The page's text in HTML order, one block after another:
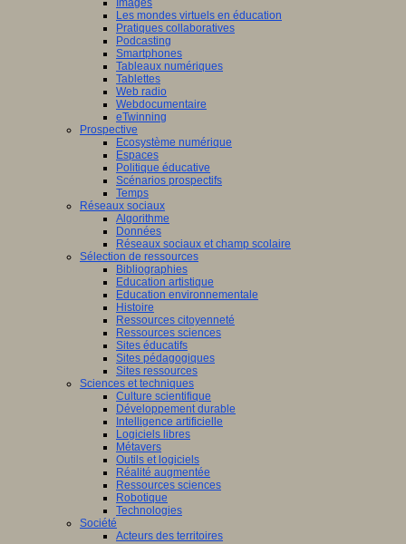
Images
Les mondes virtuels en éducation
Pratiques collaboratives
Podcasting
Smartphones
Tableaux numériques
Tablettes
Web radio
Webdocumentaire
eTwinning
Prospective
Ecosystème numérique
Espaces
Politique éducative
Scénarios prospectifs
Temps
Réseaux sociaux
Algorithme
Données
Réseaux sociaux et champ scolaire
Sélection de ressources
Bibliographies
Education artistique
Education environnementale
Histoire
Ressources citoyenneté
Ressources sciences
Sites éducatifs
Sites pédagogiques
Sites ressources
Sciences et techniques
Culture scientifique
Développement durable
Intelligence artificielle
Logiciels libres
Métavers
Outils et logiciels
Réalité augmentée
Ressources sciences
Robotique
Technologies
Société
Acteurs des territoires